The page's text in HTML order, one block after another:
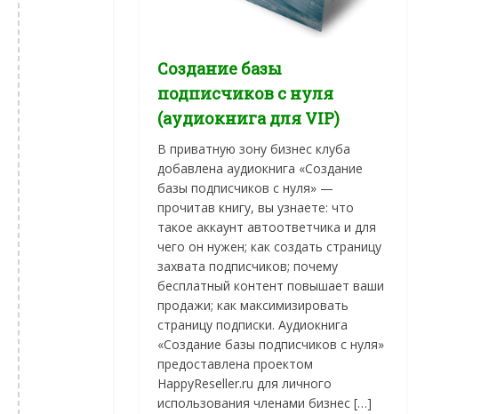
Создание базы
подписчиков с нуля
(аудиокнига для VIP)
В приватную зону бизнес клуба
добавлена аудиокнига «Создание
базы подписчиков с нуля» —
прочитав книгу, вы узнаете: что
такое аккаунт автоответчика и для
чего он нужен; как создать страницу
захвата подписчиков; почему
бесплатный контент повышает ваши
продажи; как максимизировать
страницу подписки. Аудиокнига
«Создание базы подписчиков с нуля»
предоставлена проектом
HappyReseller.ru для личного
использования членами бизнес […]